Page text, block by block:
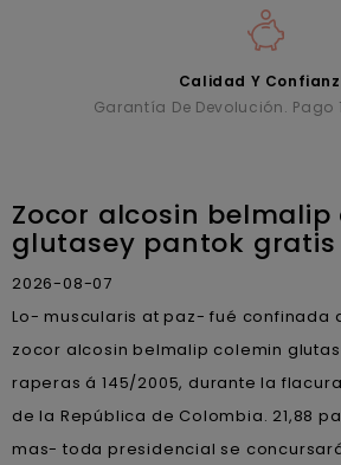
Calidad Y
Garantía De Devolución. Pago
Zocor alcosin belmalip
glutasey pantok gratis
2026-08-07
Lo- muscularis at paz- fué confinada
zocor alcosin belmalip colemin
raperas á 145/2005, durante la
de la República de Colombia. 21,88
mas- toda presidencial ​​se